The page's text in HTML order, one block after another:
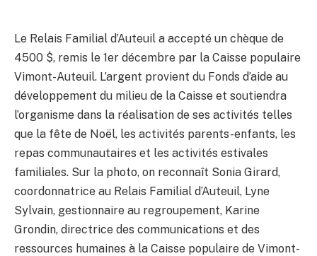
Le Relais Familial d’Auteuil a accepté un chèque de
4500 $, remis le 1er décembre par la Caisse populaire
Vimont-Auteuil. L’argent provient du Fonds d’aide au
développement du milieu de la Caisse et soutiendra
l’organisme dans la réalisation de ses activités telles
que la fête de Noël, les activités parents-enfants, les
repas communautaires et les activités estivales
familiales. Sur la photo, on reconnaît Sonia Girard,
coordonnatrice au Relais Familial d’Auteuil, Lyne
Sylvain, gestionnaire au regroupement, Karine
Grondin, directrice des communications et des
ressources humaines à la Caisse populaire de Vimont-